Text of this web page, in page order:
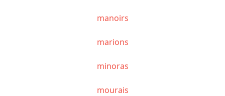
manoirs
marions
minoras
mourais